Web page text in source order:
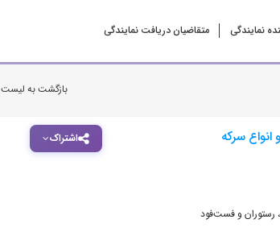
نمایندگی متقاضیان دریافت نمایندگی
بازگشت به لیست
اشتراک سرکه
رستوران و فست‌فود